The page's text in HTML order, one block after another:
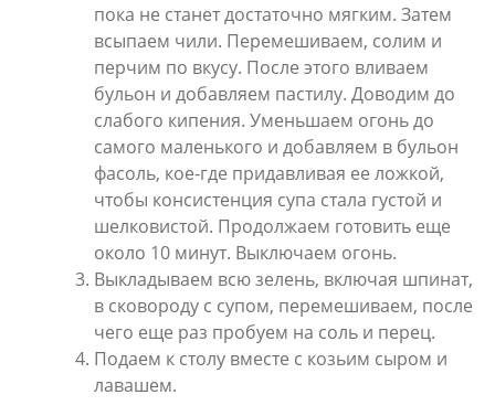
пока не станет достаточно мягким. Затем
всыпаем чили. Перемешиваем, солим и
перчим по вкусу. После этого вливаем
бульон и добавляем пастилу. Доводим до
слабого кипения. Уменьшаем огонь до
самого маленького и добавляем в бульон
фасоль, кое-где придавливая ее ложкой,
чтобы консистенция супа стала густой и
шелковистой. Продолжаем готовить еще
около 10 минут. Выключаем огонь.
Выкладываем всю зелень, включая шпинат,
в сковороду с супом, перемешиваем, после
чего еще раз пробуем на соль и перец.
Подаем к столу вместе с козьим сыром и
лавашем.